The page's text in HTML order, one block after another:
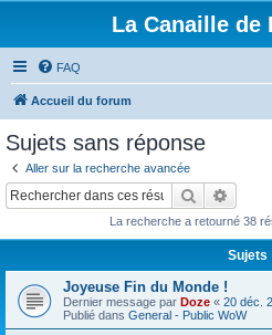
La Canaille de
FAQ
Accueil du forum
Sujets sans réponse
Aller sur la recherche avancée
Rechercher
La recherche a retourné 38
Sujets
Joyeuse Fin du Monde !
Dernier message par Doze « 20 déc.
Publié dans General - Public WoW